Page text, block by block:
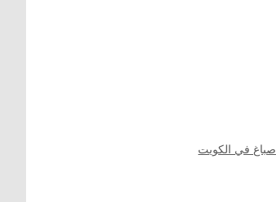
صباغ في الكويت